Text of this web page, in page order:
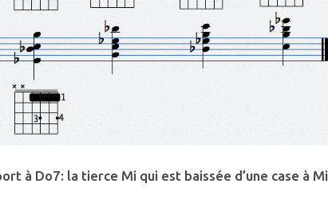
à Do7: la tierce Mi qui est baissée d’une case à Mi